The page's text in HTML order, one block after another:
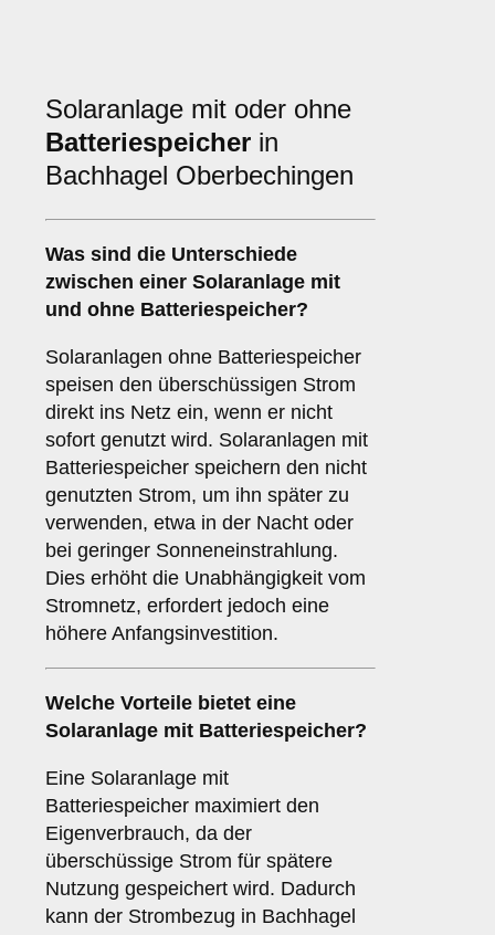
Solaranlage mit oder ohne
Batteriespeicher in
Bachhagel Oberbechingen
Was sind die Unterschiede
zwischen einer Solaranlage mit
und ohne Batteriespeicher?
Solaranlagen ohne Batteriespeicher
speisen den überschüssigen Strom
direkt ins Netz ein, wenn er nicht
sofort genutzt wird. Solaranlagen mit
Batteriespeicher speichern den nicht
genutzten Strom, um ihn später zu
verwenden, etwa in der Nacht oder
bei geringer Sonneneinstrahlung.
Dies erhöht die Unabhängigkeit vom
Stromnetz, erfordert jedoch eine
höhere Anfangsinvestition.
Welche Vorteile bietet eine
Solaranlage mit Batteriespeicher?
Eine Solaranlage mit
Batteriespeicher maximiert den
Eigenverbrauch, da der
überschüssige Strom für spätere
Nutzung gespeichert wird. Dadurch
kann der Strombezug in Bachhagel